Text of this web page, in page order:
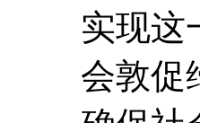
实现这
会敦促